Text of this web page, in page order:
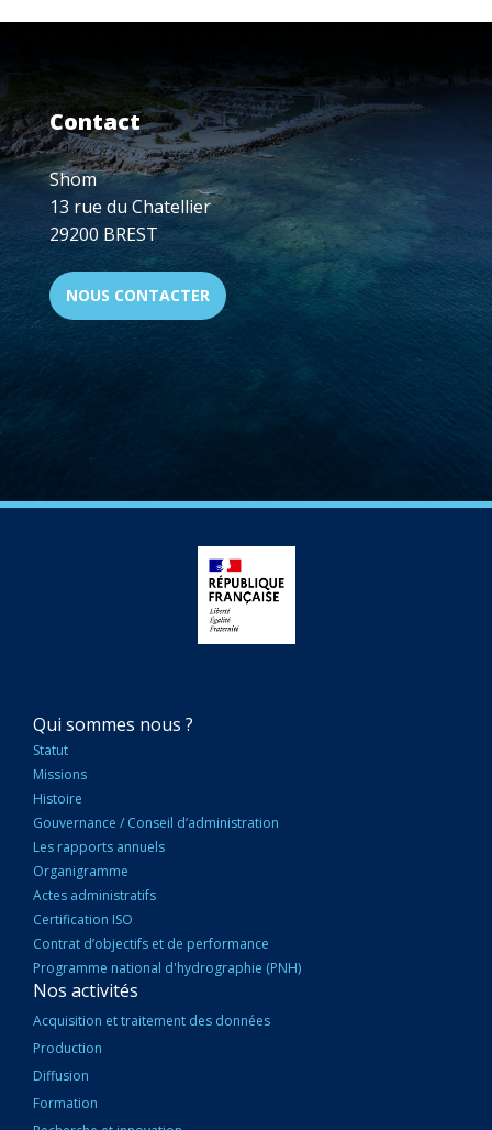
Contact
Shom
13 rue du Chatellier
29200 BREST
NOUS CONTACTER
NAVIGATION
PRINCIPALE
Qui sommes nous ?
Statut
Missions
Histoire
Gouvernance / Conseil d’administration
Les rapports annuels
Organigramme
Actes administratifs
Certification ISO
Contrat d’objectifs et de performance
Programme national d'hydrographie (PNH)
Nos activités
Acquisition et traitement des données
Production
Diffusion
Formation